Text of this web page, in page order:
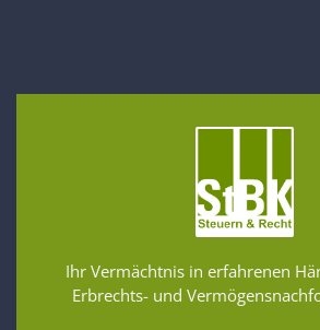
Ihr Vermächtnis in erfahrenen
Erbrechts- und